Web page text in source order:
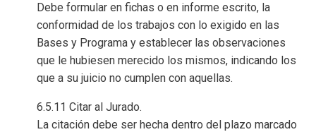
Debe formular en fichas o en informe escrito, la
conformidad de los trabajos con lo exigido en las
Bases y Programa y establecer las observaciones
que le hubiesen merecido los mismos, indicando los
que a su juicio no cumplen con aquellas.
6.5.11 Citar al Jurado.
La citación debe ser hecha dentro del plazo marcado